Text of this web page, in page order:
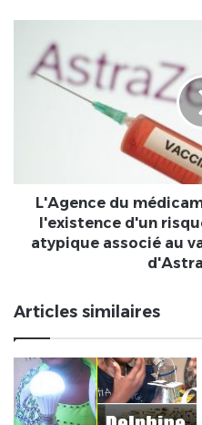
écritures
médicament
(ANSM)
risque
«rare»
thrombose
vaccin
contre
Covid-
19
d'AstraZeneca
L'Agence du
l'existence d'un
atypique associé au
Articles similaires